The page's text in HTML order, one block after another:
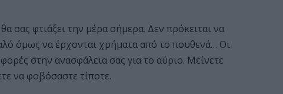
σας φτιάξει την μέρα σήμερα. Δεν πρόκειται να
όμως να έρχονται χρήματα από το πουθενά… Οι
στην ανασφάλεια σας για το αύριο. Μείνετε
να φοβόσαστε τίποτε.